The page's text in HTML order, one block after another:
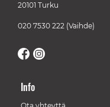
20101 Turku
020 7530 222 (Vaihde)
Info